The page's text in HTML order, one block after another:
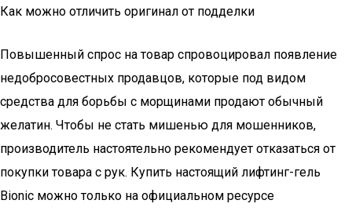
Как можно отличить оригинал от подделки
Повышенный спрос на товар спровоцировал появление
недобросовестных продавцов, которые под видом
средства для борьбы с морщинами продают обычный
желатин. Чтобы не стать мишенью для мошенников,
производитель настоятельно рекомендует отказаться от
покупки товара с рук. Купить настоящий лифтинг-гель
Bionic можно только на официальном ресурсе